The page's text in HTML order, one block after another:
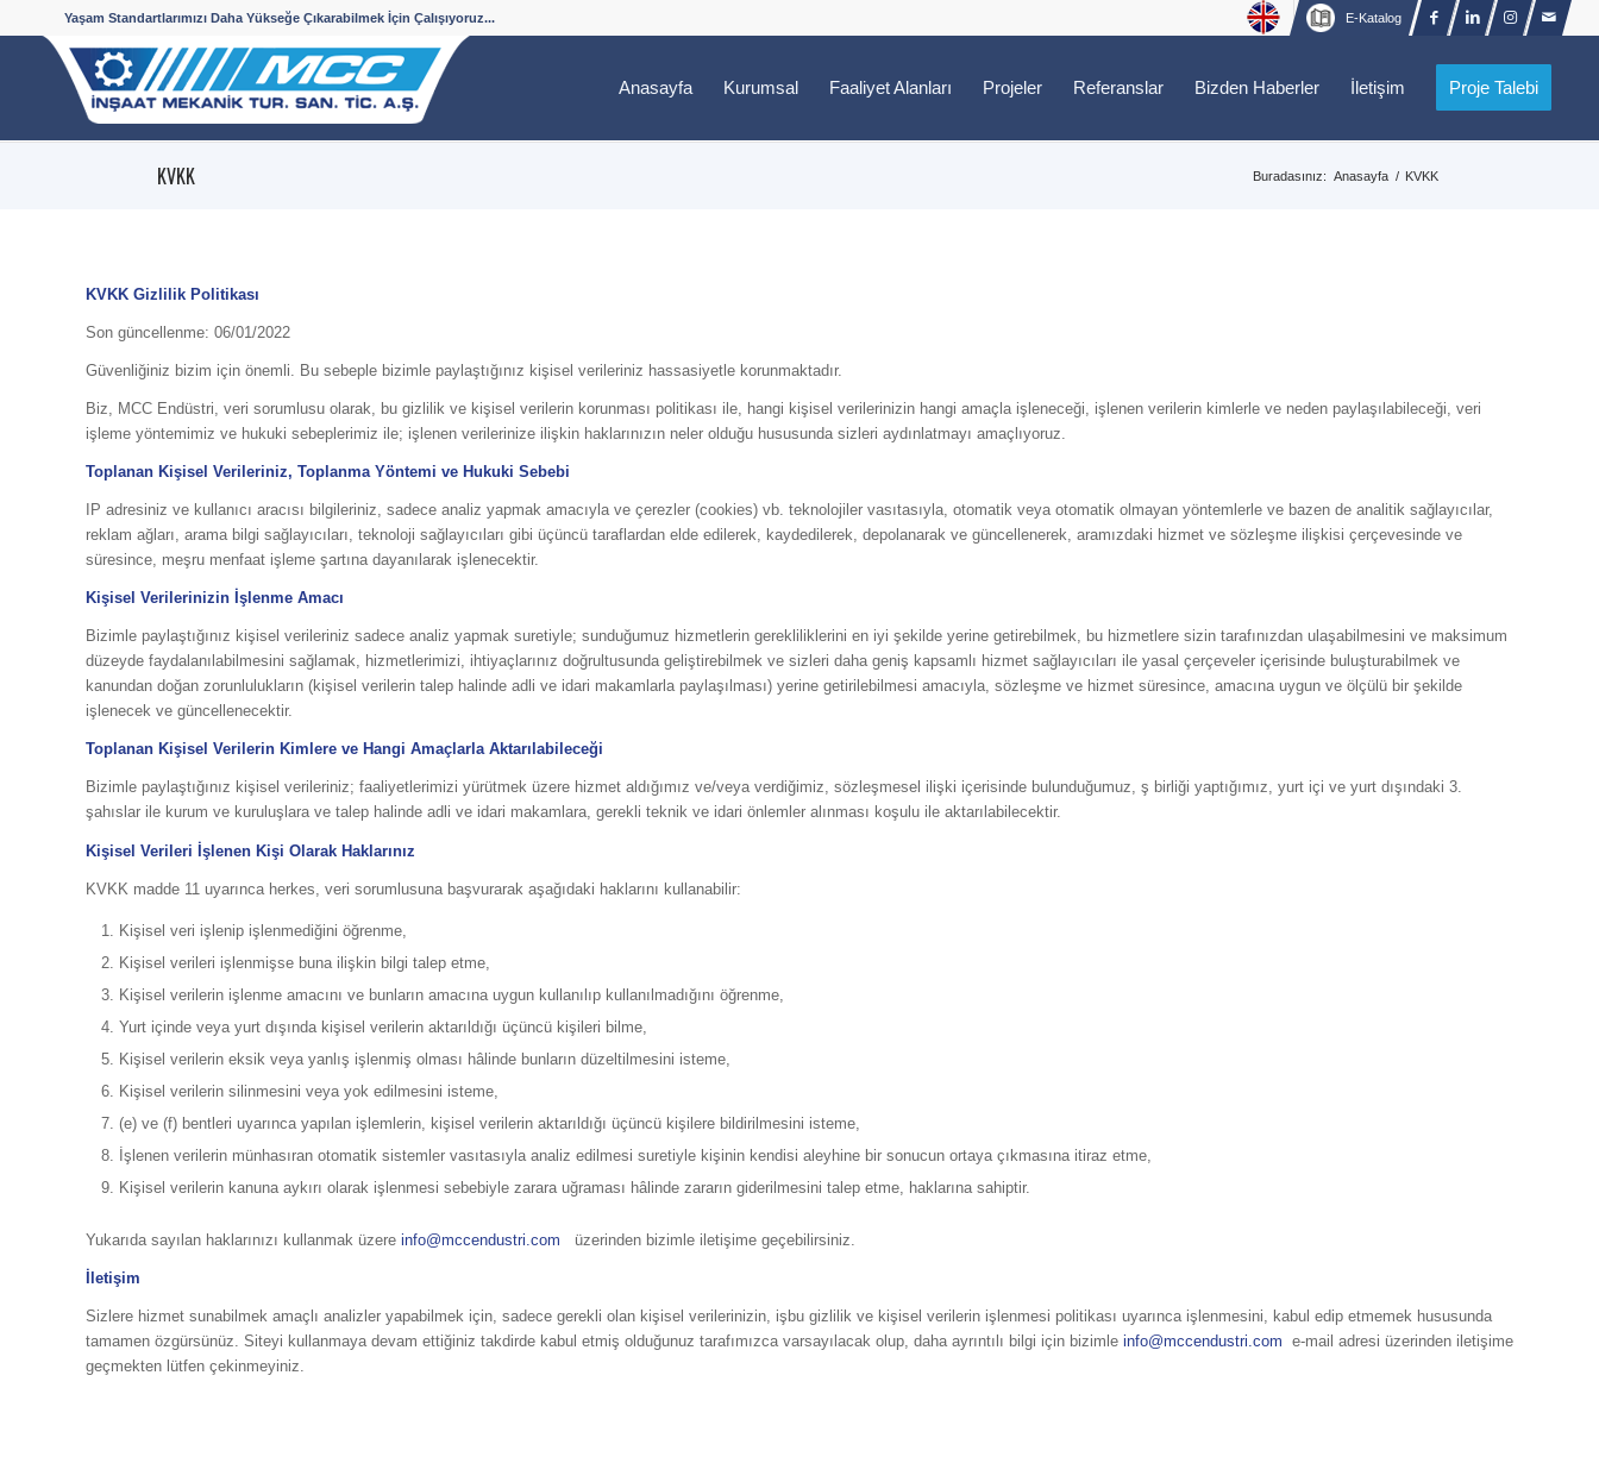
E-Katalog
Yaşam Standartlarımızı Daha Yükseğe Çıkarabilmek İçin Çalışıyoruz...
Anasayfa Kurumsal Faaliyet Alanları Projeler Referanslar Bizden Haberler İletişim Proje Talebi
KVKK Buradasınız: Anasayfa / KVKK
KVKK Gizlilik Politikası
Son güncellenme: 06/01/2022
Güvenliğiniz bizim için önemli. Bu sebeple bizimle paylaştığınız kişisel verileriniz hassasiyetle korunmaktadır.
Biz, MCC Endüstri, veri sorumlusu olarak, bu gizlilik ve kişisel verilerin korunması politikası ile, hangi kişisel verilerinizin hangi amaçla işleneceği, işlenen verilerin kimlerle ve neden paylaşılabileceği, veri
işleme yöntemimiz ve hukuki sebeplerimiz ile; işlenen verilerinize ilişkin haklarınızın neler olduğu hususunda sizleri aydınlatmayı amaçlıyoruz.
Toplanan Kişisel Verileriniz, Toplanma Yöntemi ve Hukuki Sebebi
IP adresiniz ve kullanıcı aracısı bilgileriniz, sadece analiz yapmak amacıyla ve çerezler (cookies) vb. teknolojiler vasıtasıyla, otomatik veya otomatik olmayan yöntemlerle ve bazen de analitik sağlayıcılar,
reklam ağları, arama bilgi sağlayıcıları, teknoloji sağlayıcıları gibi üçüncü taraflardan elde edilerek, kaydedilerek, depolanarak ve güncellenerek, aramızdaki hizmet ve sözleşme ilişkisi çerçevesinde ve
süresince, meşru menfaat işleme şartına dayanılarak işlenecektir.
Kişisel Verilerinizin İşlenme Amacı
Bizimle paylaştığınız kişisel verileriniz sadece analiz yapmak suretiyle; sunduğumuz hizmetlerin gerekliliklerini en iyi şekilde yerine getirebilmek, bu hizmetlere sizin tarafınızdan ulaşabilmesini ve maksimum
düzeyde faydalanılabilmesini sağlamak, hizmetlerimizi, ihtiyaçlarınız doğrultusunda geliştirebilmek ve sizleri daha geniş kapsamlı hizmet sağlayıcıları ile yasal çerçeveler içerisinde buluşturabilmek ve
kanundan doğan zorunlulukların (kişisel verilerin talep halinde adli ve idari makamlarla paylaşılması) yerine getirilebilmesi amacıyla, sözleşme ve hizmet süresince, amacına uygun ve ölçülü bir şekilde
işlenecek ve güncellenecektir.
Toplanan Kişisel Verilerin Kimlere ve Hangi Amaçlarla Aktarılabileceği
Bizimle paylaştığınız kişisel verileriniz; faaliyetlerimizi yürütmek üzere hizmet aldığımız ve/veya verdiğimiz, sözleşmesel ilişki içerisinde bulunduğumuz, ş birliği yaptığımız, yurt içi ve yurt dışındaki 3.
şahıslar ile kurum ve kuruluşlara ve talep halinde adli ve idari makamlara, gerekli teknik ve idari önlemler alınması koşulu ile aktarılabilecektir.
Kişisel Verileri İşlenen Kişi Olarak Haklarınız
KVKK madde 11 uyarınca herkes, veri sorumlusuna başvurarak aşağıdaki haklarını kullanabilir:
Kişisel veri işlenip işlenmediğini öğrenme,
Kişisel verileri işlenmişse buna ilişkin bilgi talep etme,
Kişisel verilerin işlenme amacını ve bunların amacına uygun kullanılıp kullanılmadığını öğrenme,
Yurt içinde veya yurt dışında kişisel verilerin aktarıldığı üçüncü kişileri bilme,
Kişisel verilerin eksik veya yanlış işlenmiş olması hâlinde bunların düzeltilmesini isteme,
Kişisel verilerin silinmesini veya yok edilmesini isteme,
(e) ve (f) bentleri uyarınca yapılan işlemlerin, kişisel verilerin aktarıldığı üçüncü kişilere bildirilmesini isteme,
İşlenen verilerin münhasıran otomatik sistemler vasıtasıyla analiz edilmesi suretiyle kişinin kendisi aleyhine bir sonucun ortaya çıkmasına itiraz etme,
Kişisel verilerin kanuna aykırı olarak işlenmesi sebebiyle zarara uğraması hâlinde zararın giderilmesini talep etme, haklarına sahiptir.
Yukarıda sayılan haklarınızı kullanmak üzere info@mccendustri.com üzerinden bizimle iletişime geçebilirsiniz.
İletişim
Sizlere hizmet sunabilmek amaçlı analizler yapabilmek için, sadece gerekli olan kişisel verilerinizin, işbu gizlilik ve kişisel verilerin işlenmesi politikası uyarınca işlenmesini, kabul edip etmemek hususunda
tamamen özgürsünüz. Siteyi kullanmaya devam ettiğiniz takdirde kabul etmiş olduğunuz tarafımızca varsayılacak olup, daha ayrıntılı bilgi için bizimle info@mccendustri.com e-mail adresi üzerinden iletişime
geçmekten lütfen çekinmeyiniz.